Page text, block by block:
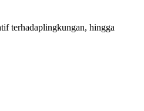
terhadaplingkungan, hingga